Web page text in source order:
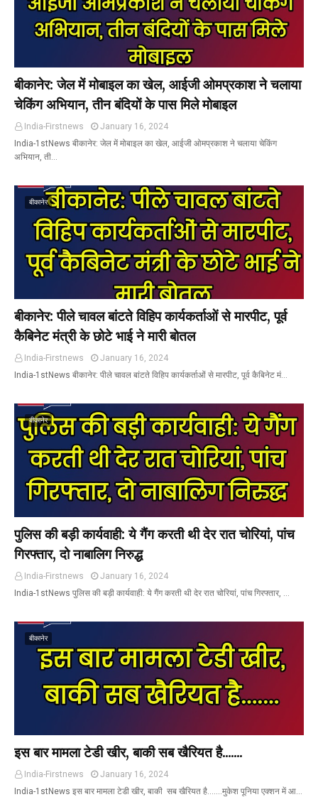
बीकानेर: जेल में मोबाइल का खेल, आईजी ओमप्रकाश ने चलाया
चेकिंग अभियान, तीन बंदियों के पास मिले मोबाइल
India-Firstnews
January 16, 2024
India-1stNews बीकानेर: जेल में मोबाइल का खेल, आईजी ओमप्रकाश ने चलाया चेकिंग
अभियान, ती…
बीकानेर
बीकानेर: पीले चावल बांटते विहिप कार्यकर्ताओं से मारपीट, पूर्व
कैबिनेट मंत्री के छोटे भाई ने मारी बोतल
India-Firstnews
January 16, 2024
India-1stNews बीकानेर: पीले चावल बांटते विहिप कार्यकर्ताओं से मारपीट, पूर्व कैबिनेट मं…
बीकानेर
पुलिस की बड़ी कार्यवाही: ये गैंग करती थी देर रात चोरियां, पांच
गिरफ्तार, दो नाबालिग निरुद्ध
India-Firstnews
January 16, 2024
India-1stNews पुलिस की बड़ी कार्यवाही: ये गैंग करती थी देर रात चोरियां, पांच गिरफ्तार, …
बीकानेर
इस बार मामला टेडी खीर, बाकी सब खैरियत है.......
India-Firstnews
January 16, 2024
India-1stNews इस बार मामला टेडी खीर, बाकी सब खैरियत है.......मुकेश पूनिया एक्शन में आ…